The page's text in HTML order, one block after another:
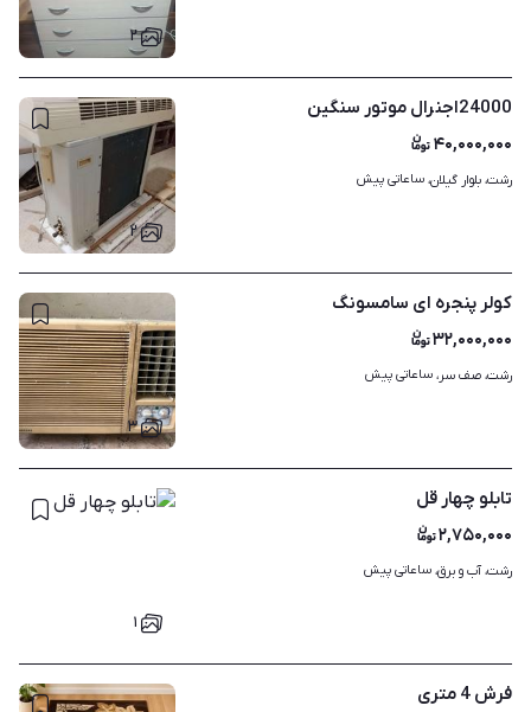
۲
۲
24000اجنرال موتور سنگین
۴۰,۰۰۰,۰۰۰
رشت، بلوار گیلان، ساعاتی پیش
۳
کولر پنجره ای سامسونگ
۳۲,۰۰۰,۰۰۰
رشت، صف سر، ساعاتی پیش
۱
تابلو چهار قل
۲,۷۵۰,۰۰۰
رشت، آب و برق، ساعاتی پیش
فرش 4 متری